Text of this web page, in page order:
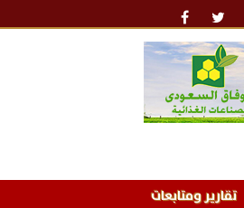
تقارير ومتابعات